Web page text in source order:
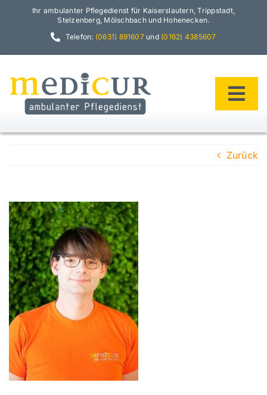
Ihr ambulanter Pflegedienst für Kaiserslautern, Trippstadt,
Stelzenberg, Mölschbach und Hohenecken.
Telefon: (0631) 891607und (0162) 4385607
Team
Leistungen
Jobs
Kontakt
Zurück